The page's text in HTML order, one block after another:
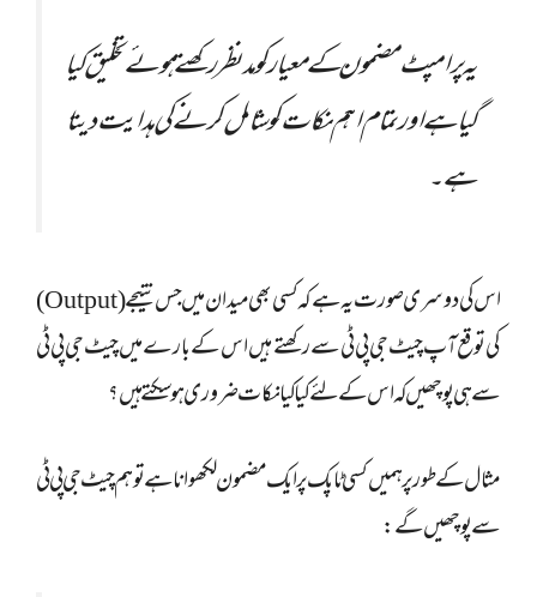
یہ پرامپٹ مضمون کے معیار کو مدنظر رکھتے ہوئے تخلیق کیا
گیا ہے اور تمام اہم نکات کو شامل کرنے کی ہدایت دیتا
ہے۔
اس کی دوسری صورت یہ ہے کہ کسی بھی میدان میں جس نتیجے (Output)
کی توقع آپ چیٹ جی پی ٹی سے رکھتے ہیں اس کے بارے میں چیٹ جی پی ٹی
سے ہی پوچھیں کہ اس کے لئے کیا کیا نکات ضروری ہو سکتے ہیں؟
مثال کے طور پر ہمیں کسی ٹاپک پر ایک مضمون لکھوانا ہے تو ہم چیٹ جی پی ٹی
سے پوچھیں گے: